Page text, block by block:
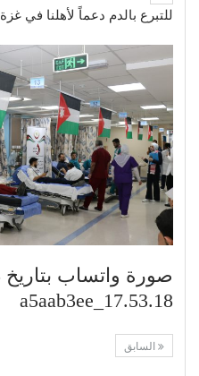
للتبرع بالدم دعماً لأهلنا في
17.53.18_a5aab3ee
السابق